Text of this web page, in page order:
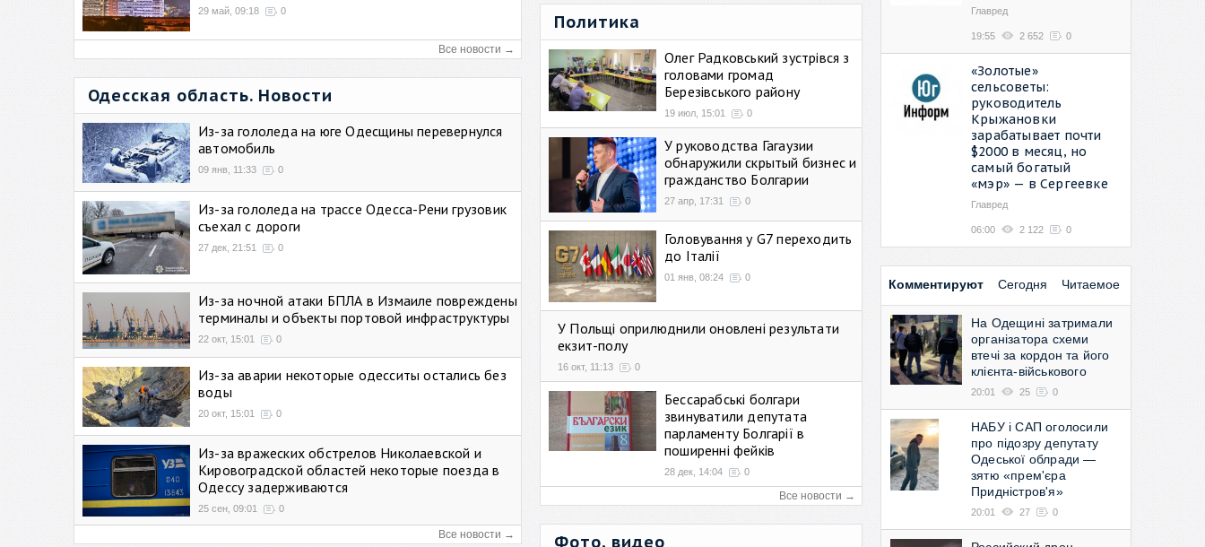
29 май, 09:18 0
Все новости →
Одесская область. Новости
Из-за гололеда на юге Одесщины перевернулся
автомобиль
09 янв, 11:33 0
Из-за гололеда на трассе Одесса-Рени грузовик
съехал с дороги
27 дек, 21:51 0
Из-за ночной атаки БПЛА в Измаиле повреждены
терминалы и объекты портовой инфраструктуры
22 окт, 15:01 0
Из-за аварии некоторые одесситы остались без
воды
20 окт, 15:01 0
Из-за вражеских обстрелов Николаевской и
Кировоградской областей некоторые поезда в
Одессу задерживаются
25 сен, 09:01 0
Все новости →
Политика
Олег Радковський зустрівся з
головами громад
Березівського району
19 июл, 15:01 0
У руководства Гагаузии
обнаружили скрытый бизнес и
гражданство Болгарии
27 апр, 17:31 0
Головування у G7 переходить
до Італії
01 янв, 08:24 0
У Польщі оприлюднили оновлені результати
екзит-полу
16 окт, 11:13 0
Бессарабські болгари
звинуватили депутата
парламенту Болгарії в
поширенні фейків
28 дек, 14:04 0
Все новости →
Фото, видео
Главред
19:55 2 652 0
«Золотые»
сельсоветы:
руководитель
Крыжановки
зарабатывает почти
$2000 в месяц, но
самый богатый
«мэр» — в Сергеевке
Главред
06:00 2 122 0
Комментируют Сегодня Читаемое
На Одещині затримали
організатора схеми
втечі за кордон та його
клієнта-військового
20:01 25 0
НАБУ і САП оголосили
про підозру депутату
Одеської облради —
зятю «прем'єра
Придністров'я»
20:01 27 0